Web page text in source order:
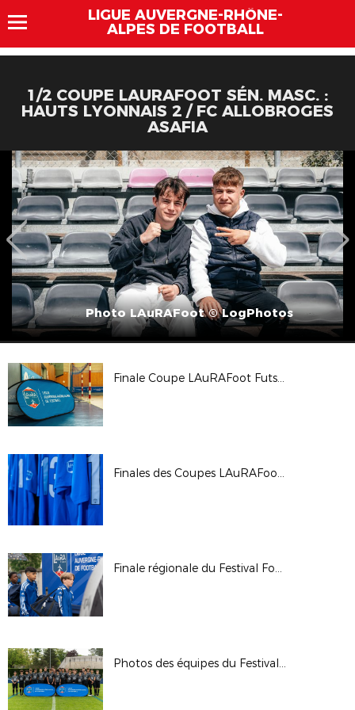
LIGUE AUVERGNE-RHÔNE-
ALPES DE FOOTBALL
1/2 COUPE LAURAFOOT SÉN. MASC. :
HAUTS LYONNAIS 2 / FC ALLOBROGES
ASAFIA
Photo LAuRAFoot © LogPhotos
Finale Coupe LAuRAFoot Futsal 2024
Finales des Coupes LAuRAFoot 2024
Finale régionale du Festival Foot U13 Pitch 2024
Photos des équipes du Festival Foot U13 Pitch 2024